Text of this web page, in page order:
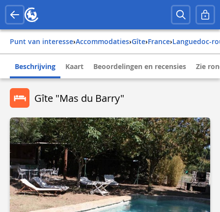
Punt van interesse› Accommodaties› Gîte› france› languedoc-
Beschrijving Kaart Beoordelingen en recensies Zie
Gîte "Mas du Barry"